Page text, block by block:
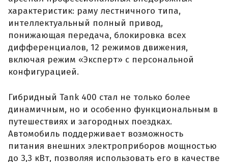
характеристик: раму лестничного типа,
интеллектуальный полный привод,
понижающая передача, блокировка всех
дифференциалов, 12 режимов движения,
включая режим «Эксперт» с персональной
конфигурацией.
Гибридный Tank 400 стал не только более
динамичным, но и особенно функциональным в
путешествиях и загородных поездках.
Автомобиль поддерживает возможность
питания внешних электроприборов мощностью
до 3,3 кВт, позволяя использовать его в качестве